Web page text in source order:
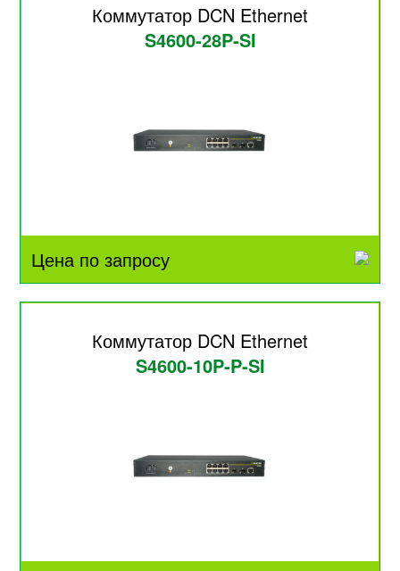
Коммутатор DCN Ethernet
S4600-28P-SI
Цена по запросу
Коммутатор DCN Ethernet
S4600-10P-P-SI